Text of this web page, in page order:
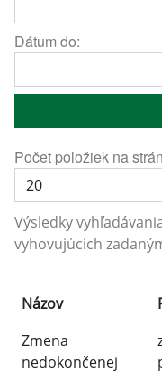
Dátum do:
Počet položiek na
Výsledky
vyhovujúcich
Názov
Zmena
nedokončenej